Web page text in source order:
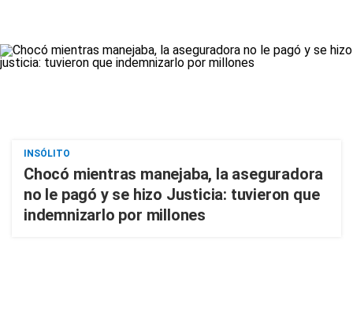
INSÓLITO
Chocó mientras manejaba, la aseguradora
no le pagó y se hizo Justicia: tuvieron que
indemnizarlo por millones